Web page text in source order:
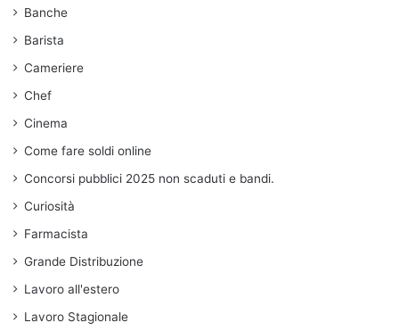
Banche
Barista
Cameriere
Chef
Cinema
Come fare soldi online
Concorsi pubblici 2025 non scaduti e bandi.
Curiosità
Farmacista
Grande Distribuzione
Lavoro all'estero
Lavoro Stagionale